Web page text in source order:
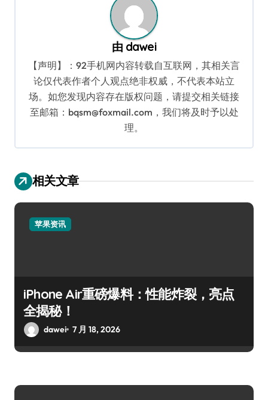
由 dawei
【声明】：92手机网内容转载自互联网，其相关言
论仅代表作者个人观点绝非权威，不代表本站立
场。如您发现内容存在版权问题，请提交相关链接
至邮箱：bqsm@foxmail.com，我们将及时予以处
理。
相关文章
苹果资讯
iPhone Air重磅爆料：性能炸裂，亮点
全揭秘！
dawei 7 月 18, 2026